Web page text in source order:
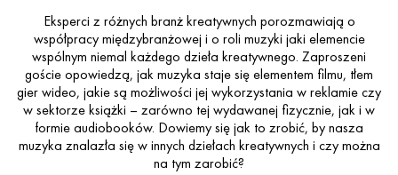
Eksperci z różnych branż kreatywnych porozmawiają o
współpracy międzybranżowej i o roli muzyki jaki elemencie
wspólnym niemal każdego dzieła kreatywnego. Zaproszeni
goście opowiedzą, jak muzyka staje się elementem filmu, tłem
gier wideo, jakie są możliwości jej wykorzystania w reklamie czy
w sektorze książki – zarówno tej wydawanej fizycznie, jak i w
formie audiobooków. Dowiemy się jak to zrobić, by nasza
muzyka znalazła się w innych dziełach kreatywnych i czy można
na tym zarobić?